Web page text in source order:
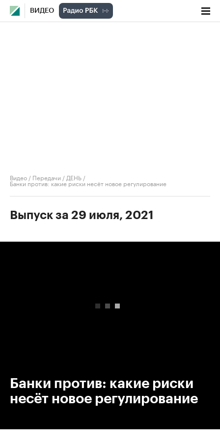
ВИДЕО
Видео / Передачи / ДЕНЬ /
Банки против: какие риски несёт новое регулирование
Выпуск за 29 июля, 2021
Банки против: какие риски
несёт новое регулирование